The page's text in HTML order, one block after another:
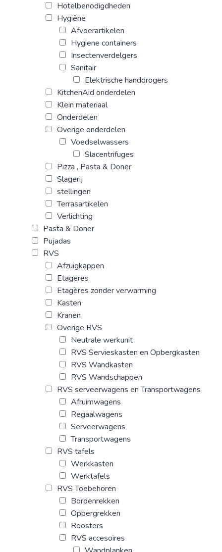
Hotelbenodigdheden
Hygiëne
Afvoerartikelen
Hygiene containers
Insectenverdelgers
Sanitair
Elektrische handdrogers
KitchenAid onderdelen
Klein materiaal
Onderdelen
Overige onderdelen
Voedselwassers
Slacentrifuges
Pizza , Pasta & Doner
Slagerij
stellingen
Terrasartikelen
Verlichting
Pasta & Doner
Pujadas
RVS
Afzuigkappen
Etageres
Etagères zonder verwarming
Kasten
Kranen
Overige RVS
Neutrale werkunit
RVS Servieskasten en Opbergkasten
RVS Wandkasten
RVS Wandschappen
RVS serveerwagens en Transportwagens
Afruimwagens
Regaalwagens
Serveerwagens
Transportwagens
RVS tafels
Werkkasten
Werktafels
RVS Toebehoren
Bordenrekken
Opbergrekken
Roosters
RVS accesoires